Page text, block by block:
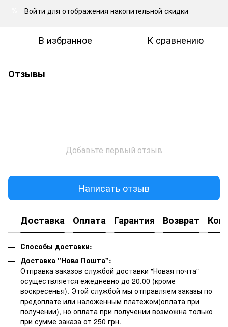
Войти для отображения накопительной скидки
В избранное К сравнению
Отзывы
Добавьте первый отзыв
Написать отзыв
Доставка Оплата Гарантия Возврат
Способы доставки:
Доставка "Нова Пошта":
Отправка заказов службой доставки "Новая почта"
осуществляется ежедневно до 20.00 (кроме
воскресенья). Этой службой мы отправляем заказы по
предоплате или наложенным платежом(оплата при
получении), но оплата при получении возможна только
при сумме заказа от 250 грн.